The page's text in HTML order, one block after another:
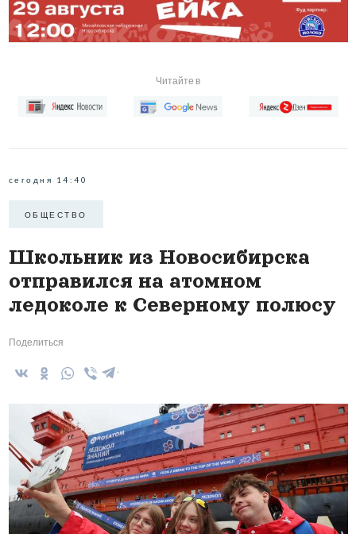
Читайте в
сегодня 14:40
ОБЩЕСТВО
Школьник из Новосибирска
отправился на атомном
ледоколе к Северному полюсу
Поделиться